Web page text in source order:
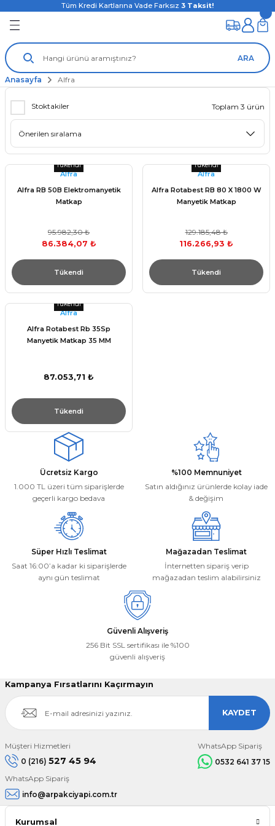
Tüm Kredi Kartlarına Vade Farksız 3 Taksit!
ARA
Anasayfa Alfra
Stoktakiler Toplam 3 ürün
Tükendi
Alfra
Alfra RB 50B Elektromanyetik
Matkap
95.982,30 ₺
86.384,07 ₺
Tükendi
Tükendi
Alfra
Alfra Rotabest RB 80 X 1800 W
Manyetik Matkap
129.185,48 ₺
116.266,93 ₺
Tükendi
Tükendi
Alfra
Alfra Rotabest Rb 35Sp
Manyetik Matkap 35 MM
87.053,71 ₺
Tükendi
Ücretsiz Kargo
1.000 TL üzeri tüm siparişlerde
geçerli kargo bedava
%100 Memnuniyet
Satın aldığınız ürünlerde kolay iade
& değişim
Süper Hızlı Teslimat
Saat 16:00’a kadar ki siparişlerde
aynı gün teslimat
Mağazadan Teslimat
İnternetten sipariş verip
mağazadan teslim alabilirsiniz
Güvenli Alışveriş
256 Bit SSL sertifikası ile %100
güvenli alışveriş
Kampanya Fırsatlarını Kaçırmayın
KAYDET
Müşteri Hizmetleri
0 (216) 527 45 94
WhatsApp Sipariş
0532 641 37 15
WhatsApp Sipariş
info@arpakciyapi.com.tr
Kurumsal